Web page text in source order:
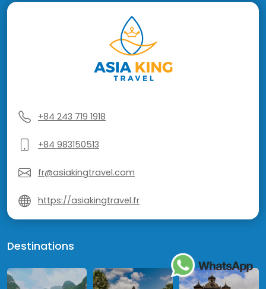
+84 243 719 1918
+84 983150513
fr@asiakingtravel.com
https://asiakingtravel.fr
Destinations